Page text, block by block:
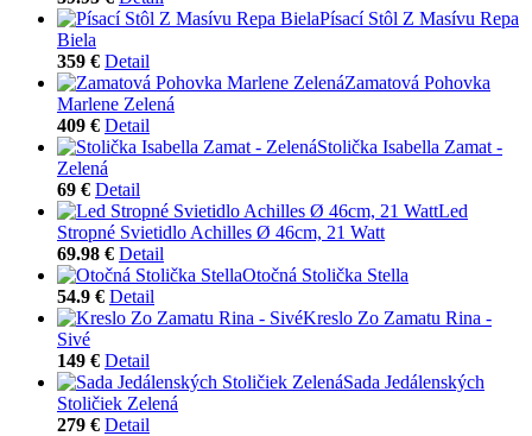
Písací Stôl Z Masívu Repa
Biela
359 € Detail
Zamatová Pohovka
Marlene Zelená
409 € Detail
Stolička Isabella Zamat -
Zelená
69 € Detail
Led
Stropné Svietidlo Achilles Ø 46cm, 21 Watt
69.98 € Detail
Otočná Stolička Stella
54.9 € Detail
Kreslo Zo Zamatu Rina -
Sivé
149 € Detail
Sada Jedálenských
Stoličiek Zelená
279 € Detail